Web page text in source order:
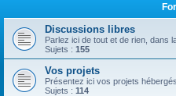
Discussions libres
Parlez ici de tout et de rien, dans
Sujets : 155
Vos projets
Présentez ici vos projets
Sujets : 114